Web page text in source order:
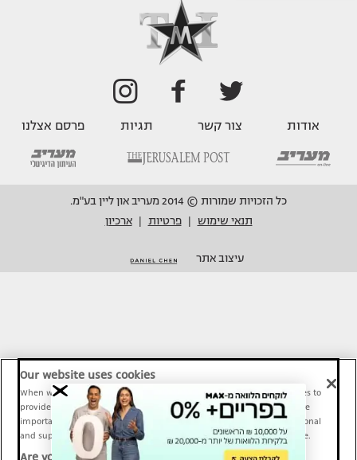
אודות צור קשר תגיות פרסם אצלנו
כל הזכויות שמורות © 2014 מעריב און ליין בע"מ.
תנאי שימוש
פרטיות ארכיון
עיצוב אתר
Our website uses cookies
When we provide Maariv, TMI and Sport1 content online, we use cookies to
provide social media features and to analyze our traffic. These tools are
important and necessary for our website functionality. Others are optional
and support Maariv, TMI and Sport1 activity and your online experience.
Are you happy to accept cookies?